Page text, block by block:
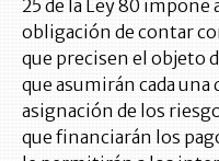
25 de la Ley 80 impone
obligación de contar
que precisen el objeto
que asumirán cada una
asignación de los
que financiarán los